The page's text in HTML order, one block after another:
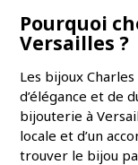
Pourquoi
Versailles ?
Les bijoux
d’élégance et de
bijouterie à
locale et d’un
trouver le bijou